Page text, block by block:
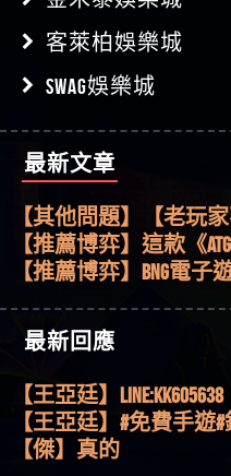
客萊柏娛樂城
SWAG娛樂城
最新文章
【其他問題】用理性
娛樂之旅
【其他問題】【老玩
這樣挑！RTP、波動
【推薦博弈】這款《
過才知道什麼叫超過3
【推薦博弈】BNG電
51,000倍數玩法攻略，
【其他問題】「拆解
賴zg369」力智投資是
力智投資是詐騙嗎 南
回報獲利 請不要在匯款
【其他問題】 【遇天
zg369】天盛商行詐騙
行是真的嗎 天盛商行
招教你拿回
【其他問題】 受害者
大戶e點靈詐騙痛不欲
點靈是不是詐騙 大戶e
法出金 （大戶e點靈）
【其他問題】 弘記投
費討回資金賴zg369】
是不是詐騙 弘記投資
【其他問題】 被騙追回
詐騙手法欺詐群眾
【其他問題】機台運
最新回應
【傑】推代理真的好相
回答
【王亞廷】LINE:kK605638
【王亞廷】#免費手遊#
【傑】真的